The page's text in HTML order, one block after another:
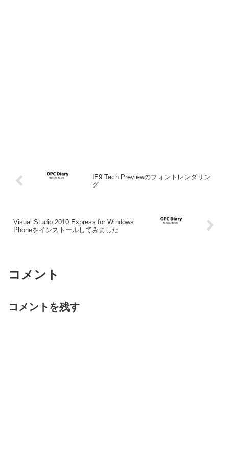
IE9 Tech Previewのフォントレンダリン
グ
Visual Studio 2010 Express for Windows
Phoneをインストールしてみました
コメント
コメントを残す